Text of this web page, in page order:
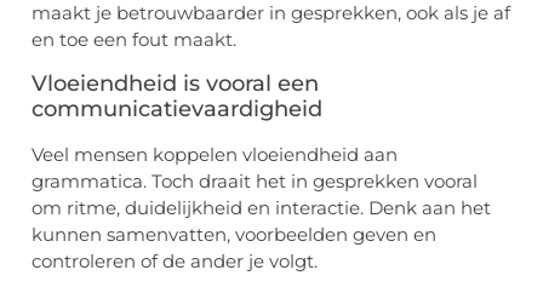
maakt je betrouwbaarder in gesprekken, ook als je af
en toe een fout maakt.
Vloeiendheid is vooral een
communicatievaardigheid
Veel mensen koppelen vloeiendheid aan
grammatica. Toch draait het in gesprekken vooral
om ritme, duidelijkheid en interactie. Denk aan het
kunnen samenvatten, voorbeelden geven en
controleren of de ander je volgt.